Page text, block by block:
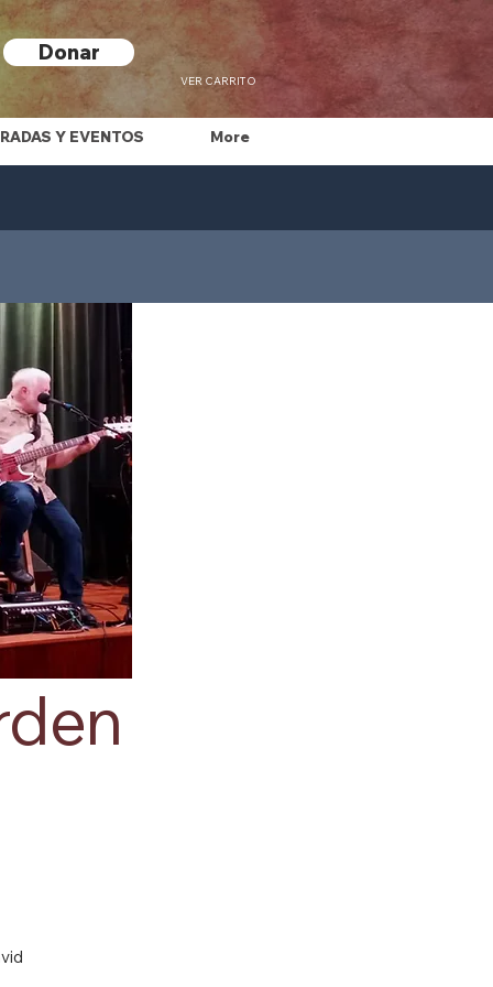
Donar
VER CARRITO
Y EVENTOS More